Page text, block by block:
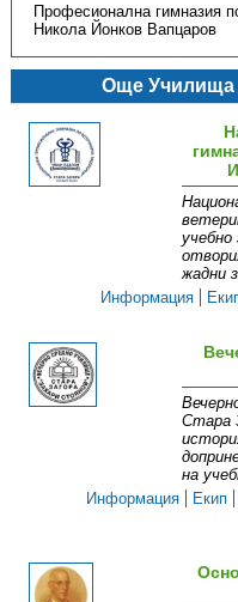
Професионална гимназия
Никола Йонков Вапцаров
Още Училища
учебно
жадни
Информация
Стара
на
Информация
Екип